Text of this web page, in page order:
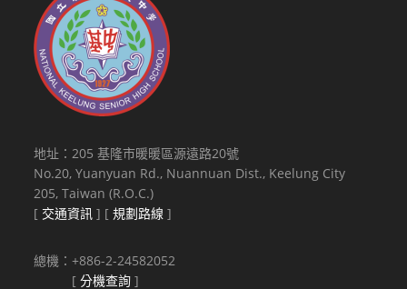
地址：205 基隆市暖暖區源遠路20號
No.20, Yuanyuan Rd., Nuannuan Dist., Keelung City
205, Taiwan (R.O.C.)
[ 交通資訊 ] [規劃路線 ]
總機：+886-2-24582052
[分機查詢 ]